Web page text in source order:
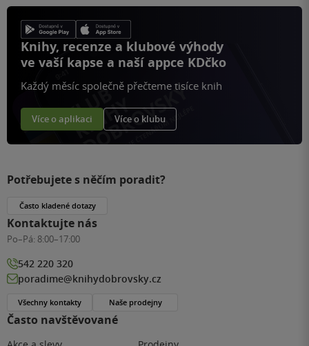
Knihy, recenze a klubové výhody
ve vaší kapse a naší appce KDčko
Každý měsíc společně přečteme tisíce knih
Více o aplikaci Více o klubu
Často navštěvované
Potřebujete s něčím poradit?
Často kladené dotazy
Kontaktujte nás
Po–Pá: 8:00–17:00
542 220 320
poradime@knihydobrovsky.cz
Všechny kontakty Naše prodejny